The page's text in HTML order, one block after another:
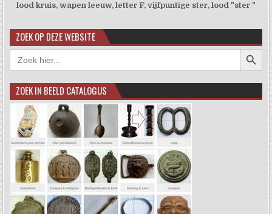
lood kruis, wapen leeuw, letter F, vijfpuntige ster, lood "ster "
ZOEK OP DEZE WEBSITE
Zoek
naar:
ZOEK IN BEELD CATALOGUS